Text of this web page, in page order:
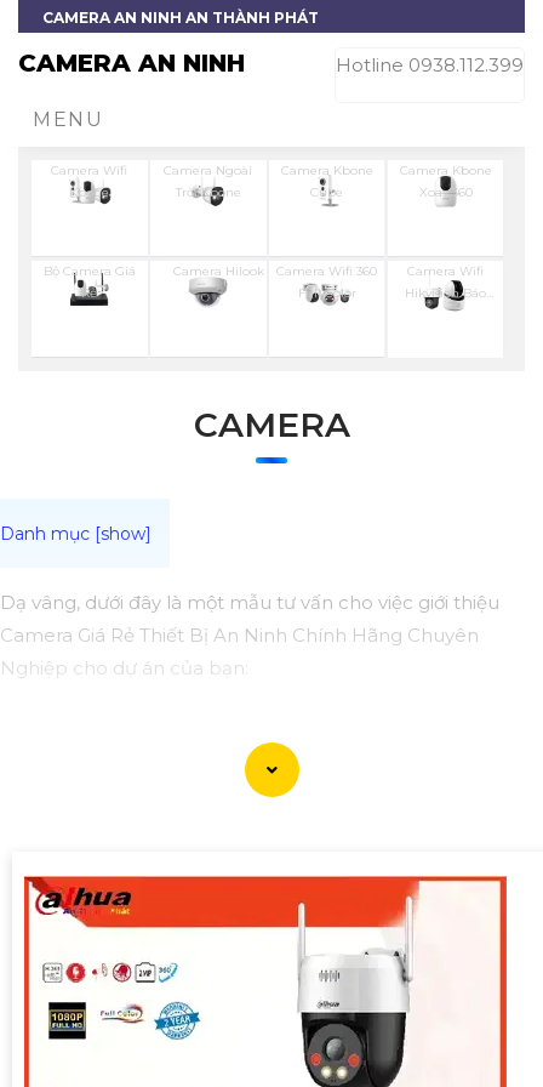
CAMERA AN NINH AN THÀNH PHÁT
CAMERA AN NINH Hotline 0938.112.399
MENU
Camera Wifi
Kbone
Camera Ngoài
Trời Kbone
Camera Kbone
Cube
Camera Kbone
Xoay 360
Bộ Camera Giá
Rẻ
Camera Hilook
Camera Wifi 360
Full Color
Camera Wifi
Hikvision Báo
Động
CAMERA
Dạ vâng, dưới đây là một mẫu tư vấn cho việc giới thiệu
Camera Giá Rẻ Thiết Bị An Ninh Chính Hãng Chuyên
Nghiệp cho dự án của bạn:
Nghiệp, đáp ứng nhu cầu an ninh và giám sát cho dự án
của quý khách một cách hiệu quả, tin cậy và tiết kiệm.
Ưu điểm của dòng sản phẩm:〗
1:Giá cả hợp lý: Camera giá
chất lượng và hiệu suất làm việc.
2:Chất lượng chính hãng: Sản phẩm được chọn lọc từ
các nhà sản xuất uy tín, cam kết chất lượng chính hãng.